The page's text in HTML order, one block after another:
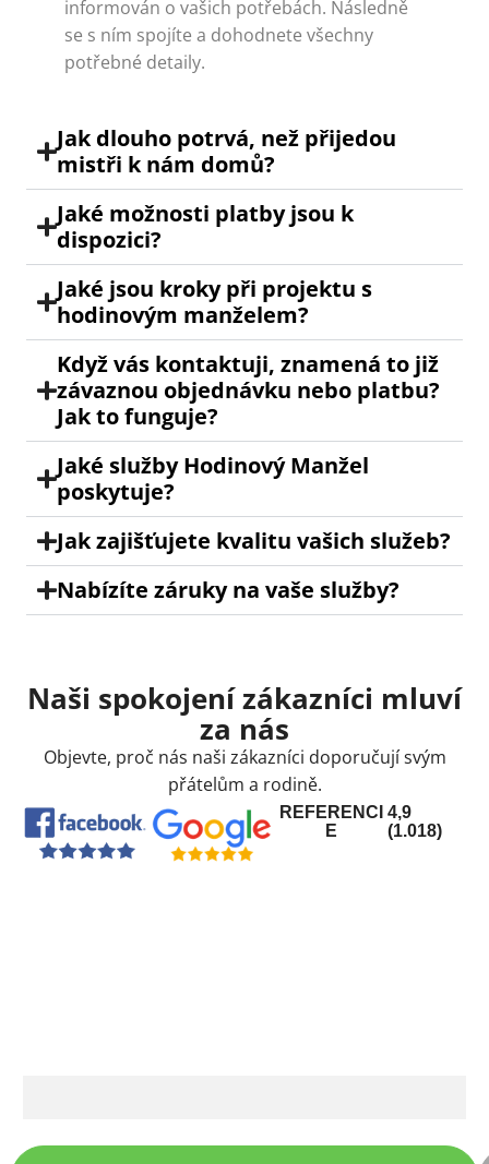
informován o vašich potřebách. Následně
se s ním spojíte a dohodnete všechny
potřebné detaily.
Jak dlouho potrvá, než přijedou
mistři k nám domů?
Jaké možnosti platby jsou k
dispozici?
Jaké jsou kroky při projektu s
hodinovým manželem?
Když vás kontaktuji, znamená to již
závaznou objednávku nebo platbu?
Jak to funguje?
Jaké služby Hodinový Manžel
poskytuje?
Jak zajišťujete kvalitu vašich služeb?
Nabízíte záruky na vaše služby?
Naši spokojení zákazníci mluví
za nás
Objevte, proč nás naši zákazníci doporučují svým
přátelům a rodině.
REFERENCI
E
4,9
(1.018)